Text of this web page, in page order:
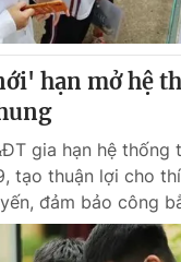
hạn mở hệ
gia hạn hệ thống
tạo thuận lợi cho
đảm bảo công